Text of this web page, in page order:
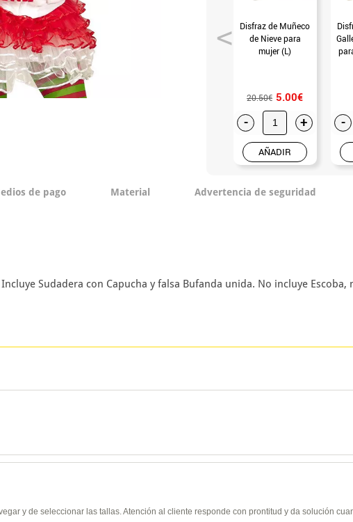
Disfraz de Muñeco
de Nieve para
mujer (L)
20.50€ 5.00€
- +
AÑADIR
-
de pago Material
Advertencia de seguridad
Sudadera con Capucha y falsa Bufanda unida. No incluye
y de seleccionar las tallas. Atención al cliente responde con prontitud y da solución